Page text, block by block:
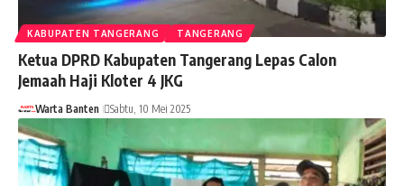
KABUPATEN TANGERANG TANGERANG
Ketua DPRD Kabupaten Tangerang Lepas Calon
Jemaah Haji Kloter 4 JKG
Warta Banten Sabtu, 10 Mei 2025